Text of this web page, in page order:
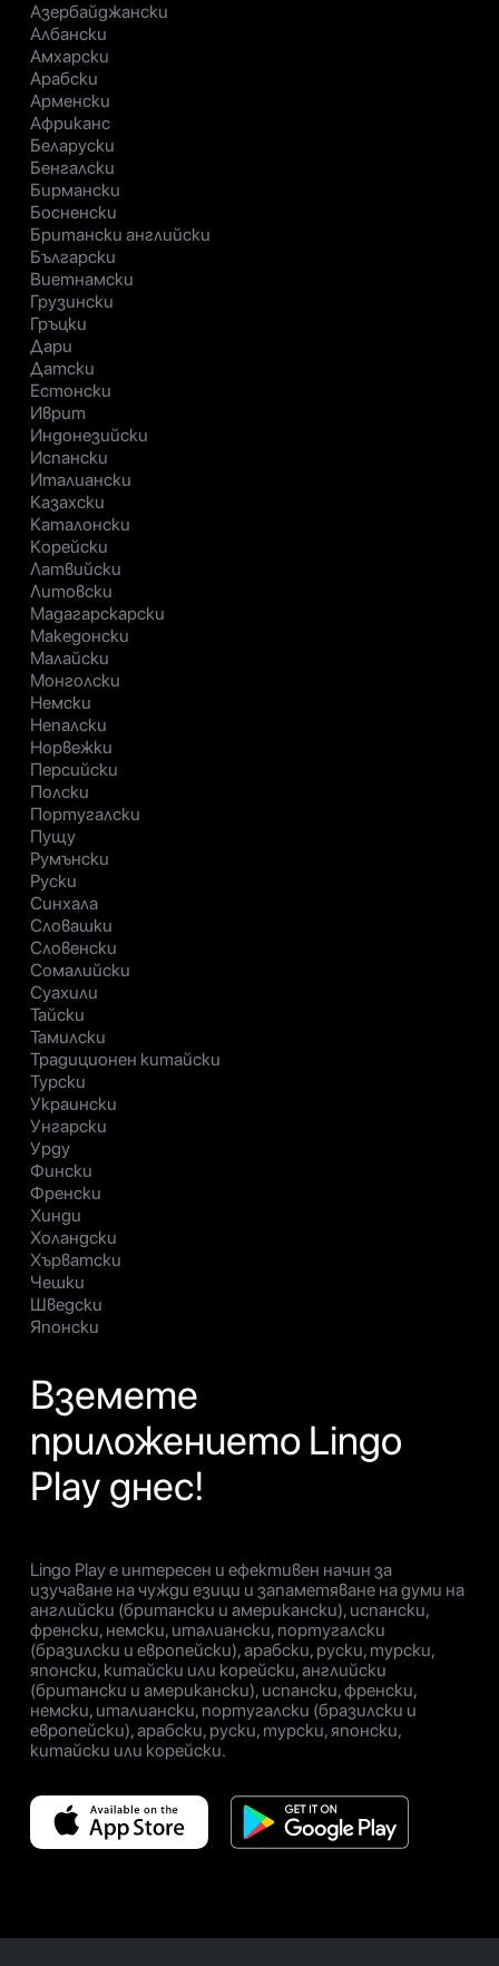
Азербайджански
Албански
Амхарски
Арабски
Арменски
Африканс
Беларуски
Бенгалски
Бирмански
Босненски
Британски английски
Български
Виетнамски
Грузински
Гръцки
Дари
Датски
Естонски
Иврит
Индонезийски
Испански
Италиански
Казахски
Каталонски
Корейски
Латвийски
Литовски
Мадагарскарски
Македонски
Малайски
Монголски
Немски
Непалски
Норвежки
Персийски
Полски
Португалски
Пущу
Румънски
Руски
Синхала
Словашки
Словенски
Сомалийски
Суахили
Тайски
Тамилски
Традиционен китайски
Турски
Украински
Унгарски
Урду
Фински
Френски
Хинди
Холандски
Хърватски
Чешки
Шведски
Японски
Вземете
приложението Lingo
Play днес!
Lingo Play е интересен и ефективен начин за
изучаване на чужди езици и запаметяване на думи на
английски (британски и американски), испански,
френски, немски, италиански, португалски
(бразилски и европейски), арабски, руски, турски,
японски, китайски или корейски, английски
(британски и американски), испански, френски,
немски, италиански, португалски (бразилски и
европейски), арабски, руски, турски, японски,
китайски или корейски.